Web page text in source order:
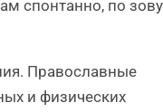
спонтанно, по зову
Православные
и физических